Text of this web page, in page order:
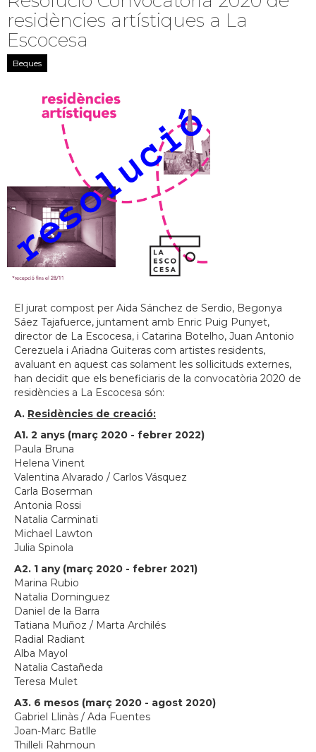
residències artístiques a La
Escocesa
Beques
El jurat compost per Aida Sánchez de Serdio, Begonya
Sáez Tajafuerce, juntament amb Enric Puig Punyet,
director de La Escocesa, i Catarina Botelho, Juan Antonio
Cerezuela i Ariadna Guiteras com artistes residents,
avaluant en aquest cas solament les sol·licituds externes,
han decidit que els beneficiaris de la convocatòria 2020 de
residències a La Escocesa són:
A. Residències de creació:
A1. 2 anys (març 2020 - febrer 2022)
Paula Bruna
Helena Vinent
Valentina Alvarado / Carlos Vásquez
Carla Boserman
Antonia Rossi
Natalia Carminati
Michael Lawton
Julia Spinola
A2. 1 any (març 2020 - febrer 2021)
Marina Rubio
Natalia Dominguez
Daniel de la Barra
Tatiana Muñoz / Marta Archilés
Radial Radiant
Alba Mayol
Natalia Castañeda
Teresa Mulet
A3. 6 mesos (març 2020 - agost 2020)
Gabriel Llinàs / Ada Fuentes
Joan-Marc Batlle
Thilleli Rahmoun